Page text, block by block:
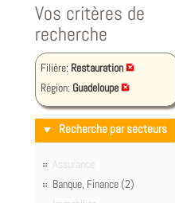
Vos critères de
recherche
Filière: Restauration
Région: Guadeloupe
Recherche par secteurs
Assurance
Banque, Finance (2)